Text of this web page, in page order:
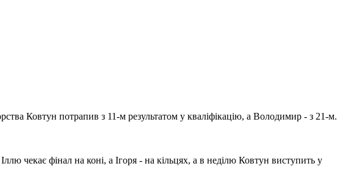
Ковтун потрапив з 11-м результатом у кваліфікацію, а Володимир - з 21-м.
чекає фінал на коні, а Ігоря - на кільцях, а в неділю Ковтун виступить у